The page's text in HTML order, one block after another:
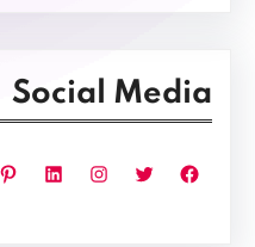
Social Media
فيسبوك تويتر إنستجرام لينكد إن بينتريست